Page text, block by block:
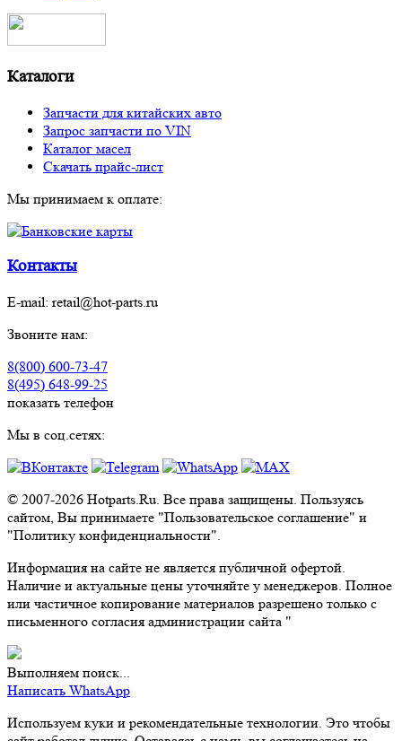
Каталоги
Запчасти для китайских авто
Запрос запчасти по VIN
Каталог масел
Скачать прайс-лист
Мы принимаем к оплате:
Контакты
E-mail: retail@hot-parts.ru
Звоните нам:
8(800) 600-73-47
8(495) 648-99-25
показать телефон
Мы в соц.сетях:
© 2007-2026 Hotparts.Ru. Все права защищены. Пользуясь
сайтом, Вы принимаете "Пользовательское соглашение" и
"Политику конфиденциальности".
Информация на сайте не является публичной офертой.
Наличие и актуальные цены уточняйте у менеджеров. Полное
или частичное копирование материалов разрешено только с
письменного согласия администрации сайта "
Выполняем поиск...
Написать WhatsApp
Используем куки и рекомендательные технологии. Это чтобы